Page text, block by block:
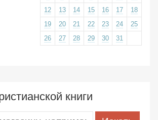
12
13 14 15 16 17
18
19
20 21 22 23 24
25
26
27 28 29 30 31
книги